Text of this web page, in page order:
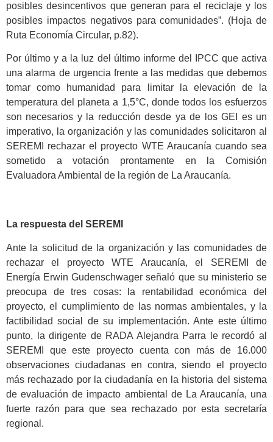
posibles desincentivos que generan para el reciclaje y los
posibles impactos negativos para comunidades”. (Hoja de
Ruta Economía Circular, p.82).
Por último y a la luz del último informe del IPCC que activa
una alarma de urgencia frente a las medidas que debemos
tomar como humanidad para limitar la elevación de la
temperatura del planeta a 1,5°C, donde todos los esfuerzos
son necesarios y la reducción desde ya de los GEI es un
imperativo, la organización y las comunidades solicitaron al
SEREMI rechazar el proyecto WTE Araucanía cuando sea
sometido a votación prontamente en la Comisión
Evaluadora Ambiental de la región de La Araucanía.
La respuesta del SEREMI
Ante la solicitud de la organización y las comunidades de
rechazar el proyecto WTE Araucanía, el SEREMI de
Energía Erwin Gudenschwager señaló que su ministerio se
preocupa de tres cosas: la rentabilidad económica del
proyecto, el cumplimiento de las normas ambientales, y la
factibilidad social de su implementación. Ante este último
punto, la dirigente de RADA Alejandra Parra le recordó al
SEREMI que este proyecto cuenta con más de 16.000
observaciones ciudadanas en contra, siendo el proyecto
más rechazado por la ciudadanía en la historia del sistema
de evaluación de impacto ambiental de La Araucanía, una
fuerte razón para que sea rechazado por esta secretaría
regional.